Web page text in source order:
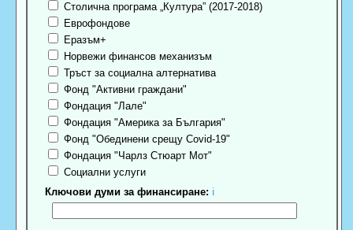
Столична програма „Култура” (2017-2018)
Еврофондове
Еразъм+
Норвежи финансов механизъм
Тръст за социална алтернатива
Фонд "Активни граждани"
Фондация "Лале"
Фондация "Америка за България"
Фонд "Обединени срещу Covid-19"
Фондация "Чарлз Стюарт Мот"
Социални услуги
Ключови думи за финансиране: ℹ